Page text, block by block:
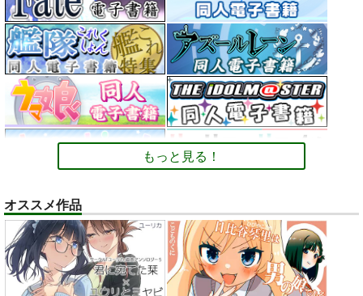
もっと見る！
オススメ作品